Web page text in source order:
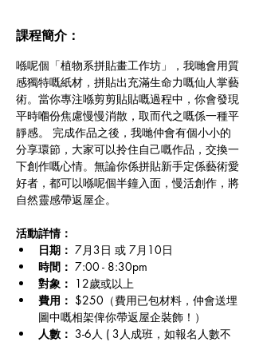
課程簡介：
喺呢個「植物系拼貼畫工作坊」，我哋會用質
感獨特嘅紙材，拼貼出充滿生命力嘅仙人掌藝
術。當你專注喺剪剪貼貼嘅過程中，你會發現
平時嗰份焦慮慢慢消散，取而代之嘅係一種平
靜感。 完成作品之後，我哋仲會有個小小的
分享環節，大家可以拎住自己嘅作品，交換一
下創作嘅心情。無論你係拼貼新手定係藝術愛
好者，都可以喺呢個半鐘入面，慢活創作，將
自然靈感帶返屋企。
活動詳情：
日期： 7月3日 或 7月10日
時間： 7:00 - 8:30pm
對象： 12歲或以上
費用： $250（費用已包材料，仲會送埋
圖中嘅相架俾你帶返屋企裝飾！）
人數： 3-6人 ( 3人成班，如報名人數不